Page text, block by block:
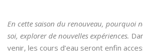
En cette saison du renouveau, pourquoi
soi, explorer de nouvelles expériences.
venir, les cours d’eau seront enfin